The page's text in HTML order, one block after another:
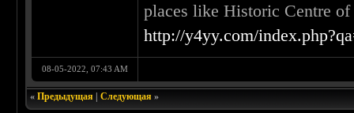
places like Historic Centre
http://y4yy.com/
08-05-2022, 07:43 AM
«Предыдущая |Следующая »